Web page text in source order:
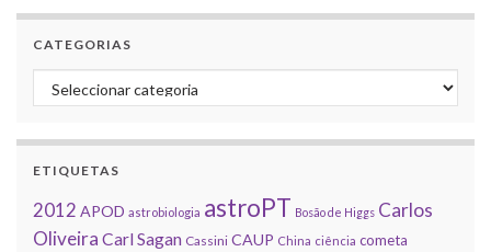
CATEGORIAS
Categorias
ETIQUETAS
2012 APOD astrobiologia astroPT Bosão de Higgs Carlos
Oliveira Carl Sagan Cassini CAUP China ciência cometa